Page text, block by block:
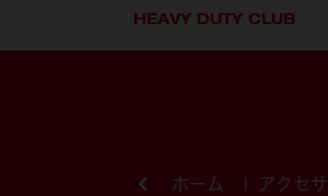
HEAVY DUTY CLUB
ホーム アクセ